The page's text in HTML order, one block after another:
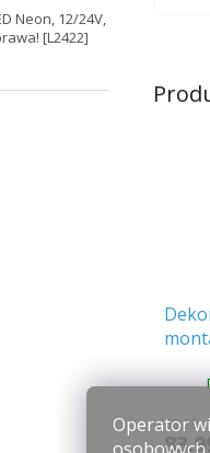
Operator
Neon, 12/24V,
[L2422]
68.28